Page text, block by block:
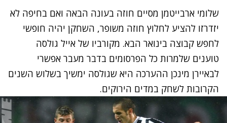
שלומי ארבייטמן מסיים חוזה בעונה הבאה ואם בחיפה לא
יזדרזו להציע לחלוץ חוזה משופר, השחקן יהיה חופשי
לחפש קבוצה בינואר הבא. מקורביו של אייל גולסה
טוענים שלמרות כל הפרסומים בדבר מעבר אפשרי
לבאיירן מינכן ההערכה היא שגולסה ימשיך בשלוש השנים
הקרובות לשחק במדים הירוקים.